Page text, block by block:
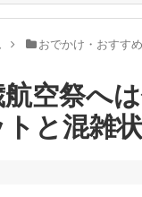
おでかけ・おすす
空祭へ
と混雑状